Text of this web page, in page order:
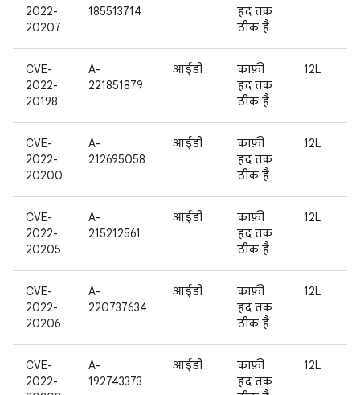
2022-
20207
185513714
हद तक
ठीक है
CVE-
2022-
20198
A-
221851879
आईडी
काफ़ी
हद तक
ठीक है
12L
CVE-
2022-
20200
A-
212695058
आईडी
काफ़ी
हद तक
ठीक है
12L
CVE-
2022-
20205
A-
215212561
आईडी
काफ़ी
हद तक
ठीक है
12L
CVE-
2022-
20206
A-
220737634
आईडी
काफ़ी
हद तक
ठीक है
12L
CVE-
2022-
A-
192743373
आईडी
काफ़ी
हद तक
12L